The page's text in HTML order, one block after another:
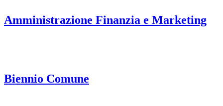
Amministrazione Finanzia e Marketing
Biennio Comune